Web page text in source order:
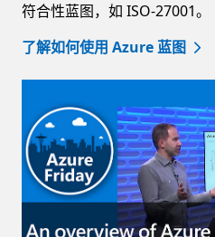
符合性蓝图，如 ISO-27001。
了解如何使用 Azure 蓝图